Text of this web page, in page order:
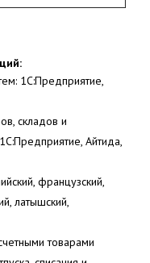
1С:Предприятие,
складов и
Айтида,
французский,
латышский,
товарами